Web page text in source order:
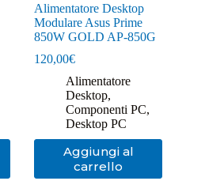
Alimentatore Desktop
Modulare Asus Prime
850W GOLD AP-850G
120,00€
Alimentatore
Desktop,
Componenti PC,
Desktop PC
Aggiungi al
carrello